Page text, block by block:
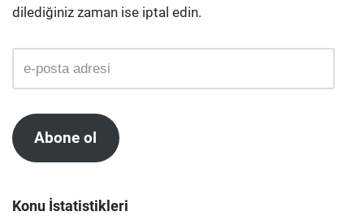
dilediğiniz zaman ise iptal edin.
Abone ol
Konu İstatistikleri